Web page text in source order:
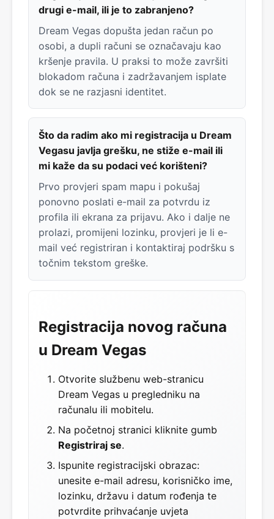
drugi e-mail, ili je to zabranjeno?
Dream Vegas dopušta jedan račun po
osobi, a dupli računi se označavaju kao
kršenje pravila. U praksi to može završiti
blokadom računa i zadržavanjem isplate
dok se ne razjasni identitet.
Što da radim ako mi registracija u Dream
Vegasu javlja grešku, ne stiže e-mail ili
mi kaže da su podaci već korišteni?
Prvo provjeri spam mapu i pokušaj
ponovno poslati e-mail za potvrdu iz
profila ili ekrana za prijavu. Ako i dalje ne
prolazi, promijeni lozinku, provjeri je li e-
mail već registriran i kontaktiraj podršku s
točnim tekstom greške.
Registracija novog računa
u Dream Vegas
Otvorite službenu web-stranicu
Dream Vegas u pregledniku na
računalu ili mobitelu.
Na početnoj stranici kliknite gumb
Registriraj se.
Ispunite registracijski obrazac:
unesite e-mail adresu, korisničko ime,
lozinku, državu i datum rođenja te
potvrdite prihvaćanje uvjeta